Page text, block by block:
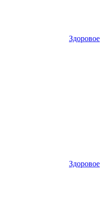
Здоровое
Здоровое